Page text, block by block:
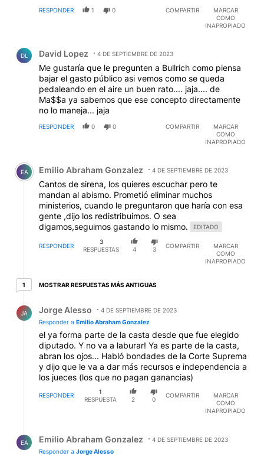
RESPONDER 1 0 COMPARTIR
MARCAR
COMO
INAPROPIADO
DL David Lopez 4 DE SEPTIEMBRE DE 2023
Me gustaría que le pregunten a Bullrich como piensa
bajar el gasto público asi vemos como se queda
pedaleando en el aire un buen rato.... jaja.... de
Ma$$a ya sabemos que ese concepto directamente
no lo maneja... jaja
RESPONDER 0 0 COMPARTIR
MARCAR
COMO
INAPROPIADO
Comentario de Emilio Abraham Gonzalez.
EA Emilio Abraham Gonzalez 4 DE SEPTIEMBRE DE 2023
Cantos de sirena, los quieres escuchar pero te
mandan al abismo. Prometió eliminar muchos
ministerios, cuando le preguntaron que haría con esa
gente ,dijo los redistribuimos. O sea
digamos,seguimos gastando lo mismo.
EDITADO
RESPONDER
3
RESPUESTAS
4 3
COMPARTIR
MARCAR
COMO
INAPROPIADO
11 respuesta más antiguas
MOSTRAR RESPUESTAS MÁS ANTIGUAS
JA Jorge Alesso
4 DE SEPTIEMBRE DE 2023
Responder a Emilio Abraham Gonzalez
el ya forma parte de la casta desde que fue elegido
diputado. Y no va a laburar! Ya es parte de la casta,
abran los ojos... Habló bondades de la Corte Suprema
y dijo que le va a dar más recursos e independencia a
los jueces (los que no pagan ganancias)
RESPONDER
1
RESPUESTA
2 0
COMPARTIR
MARCAR
COMO
INAPROPIADO
EA Emilio Abraham Gonzalez
4 DE SEPTIEMBRE DE 2023
Responder a Jorge Alesso